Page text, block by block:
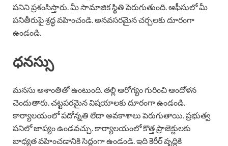
పనిని ప్రశంసిస్తారు. మీ సామాజిక స్థితి పెరుగుతుంది. ఆఫీసులో మీ
పనితీరుపై శ్రద్ధ వహించండి. అనవసరమైన చర్చలకు దూరంగా
ఉండండి.
ధనస్సు
మనసు అశాంతితో ఉంటుంది. తల్లి ఆరోగ్యం గురించి ఆందోళన
చెందుతారు. చట్టపరమైన విషయాలకు దూరంగా ఉండండి.
కార్యాలయంలో పదోన్నతి లేదా అవకాశాలు పెరుగుతాయి. ప్రభుత్వ
పనిలో జాప్యం ఉండవచ్చు. కార్యాలయంలో కొత్త ప్రాజెక్టులకు
బాధ్యత వహించడానికి సిద్ధంగా ఉండండి. ఇది కెరీర్ వృద్ధికి